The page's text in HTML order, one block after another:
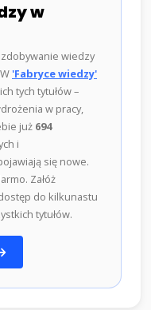
w
wiedzy
'Fabryce wiedzy'
tych tytułów –
w pracy,
już 694
i
się nowe.
Załóż
do kilkunastu
tytułów.